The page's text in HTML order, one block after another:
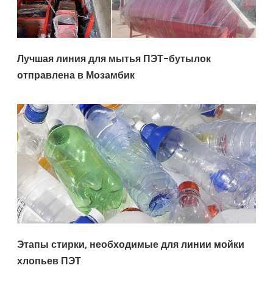
Лучшая линия для мытья ПЭТ-бутылок
отправлена ​​в Мозамбик
Этапы стирки, необходимые для линии мойки
хлопьев ПЭТ